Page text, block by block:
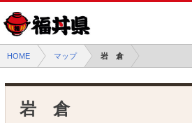
HOME マップ 岩 倉
岩 倉